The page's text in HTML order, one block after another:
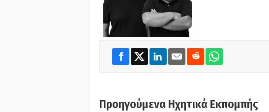
Προηγούμενα Ηχητικά Εκπομπής